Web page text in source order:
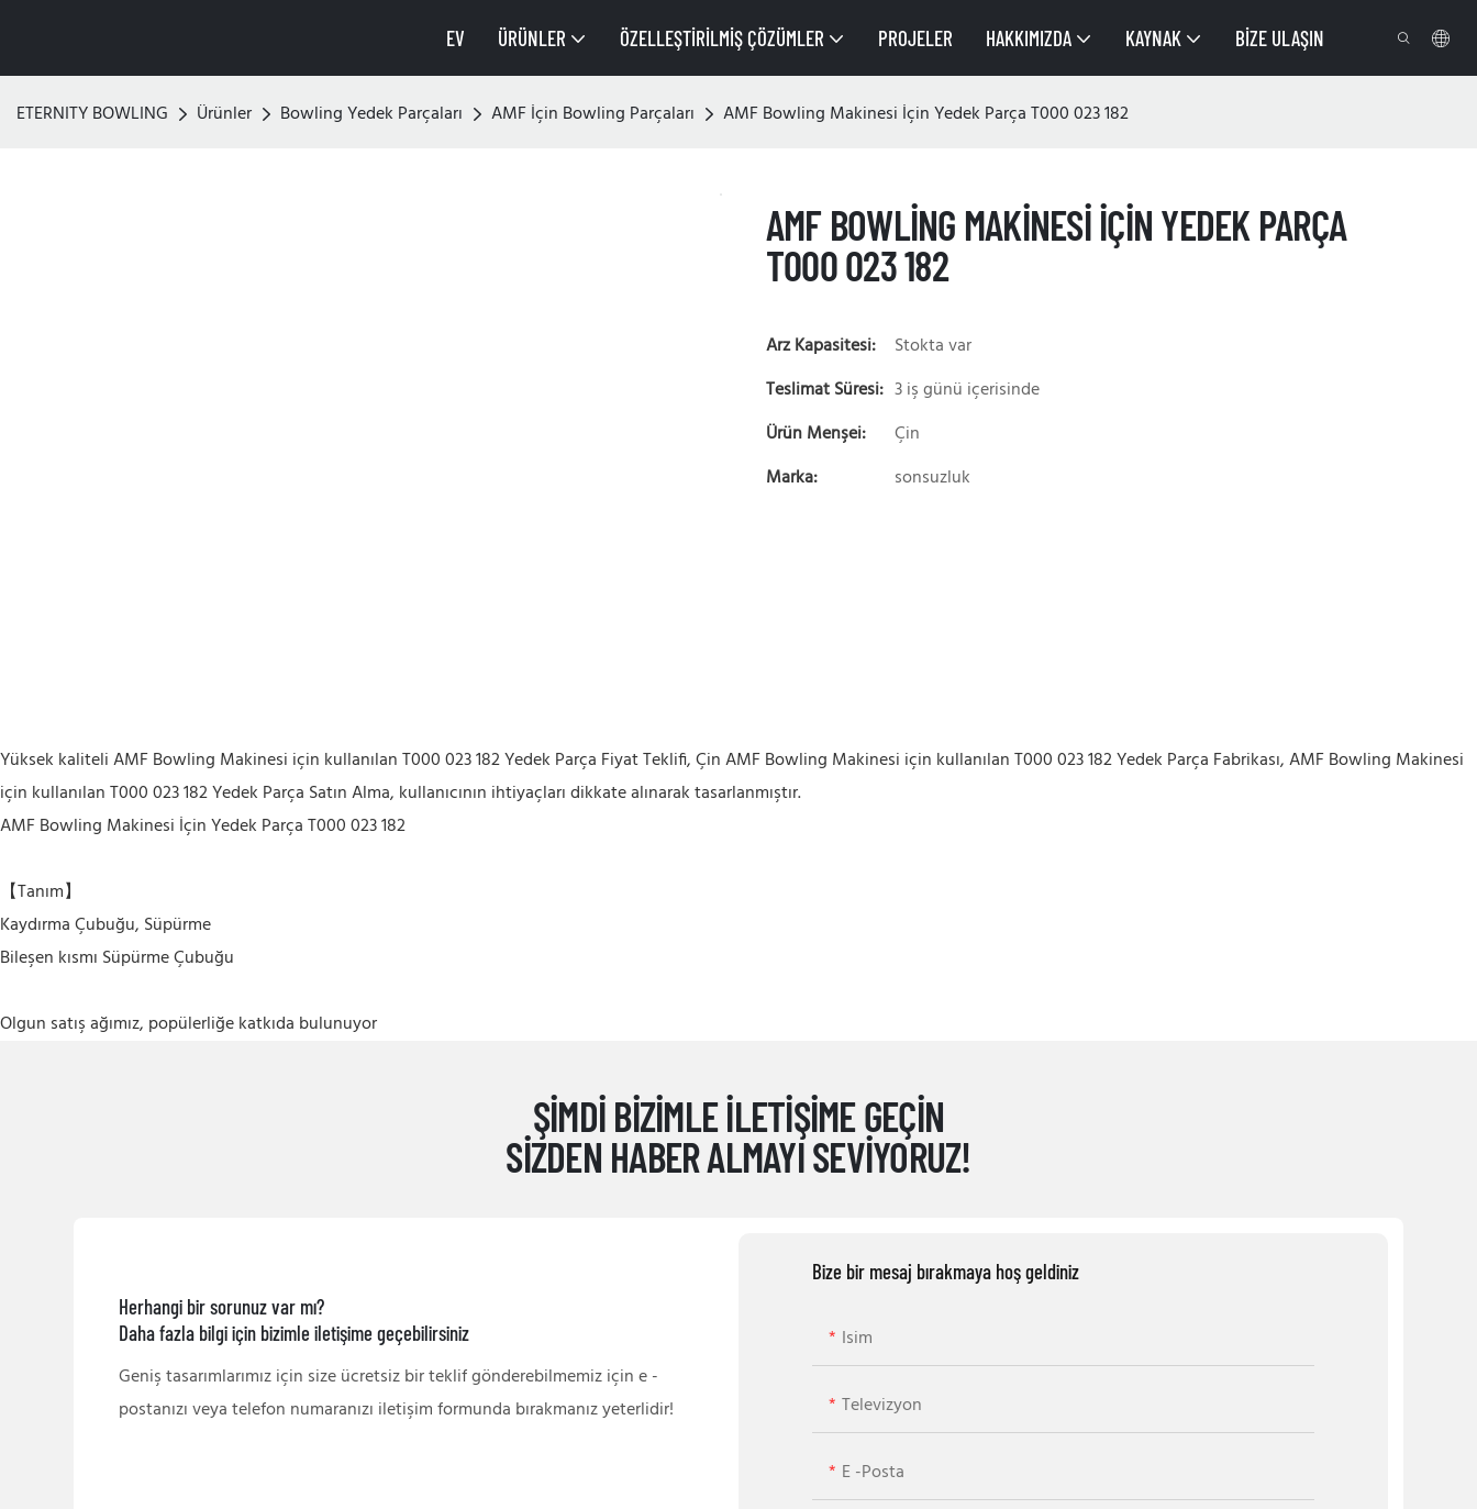
EV ÜRÜNLER ÖZELLEŞTIRILMIŞ ÇÖZÜMLER PROJELER HAKKIMIZDA KAYNAK BIZE ULAŞIN
ETERNITY BOWLING Ürünler Bowling Yedek Parçaları AMF İçin Bowling Parçaları AMF Bowling Makinesi İçin Yedek Parça T000 023 182
AMF BOWLING MAKINESI İÇIN YEDEK PARÇA
T000 023 182
Arz Kapasitesi:
Stokta var
Teslimat Süresi: 3 iş günü içerisinde
Ürün Menşei:
Çin
Marka:
sonsuzluk
Yüksek kaliteli AMF Bowling Makinesi için kullanılan T000 023 182 Yedek Parça Fiyat Teklifi, Çin AMF Bowling Makinesi için kullanılan T000 023 182 Yedek Parça Fabrikası, AMF Bowling Makinesi
için kullanılan T000 023 182 Yedek Parça Satın Alma, kullanıcının ihtiyaçları dikkate alınarak tasarlanmıştır.
AMF Bowling Makinesi İçin Yedek Parça T000 023 182
【Tanım】
Kaydırma Çubuğu, Süpürme
Bileşen kısmı Süpürme Çubuğu
Olgun satış ağımız, popülerliğe katkıda bulunuyor
ŞIMDI BIZIMLE ILETIŞIME GEÇIN
SIZDEN HABER ALMAYI SEVIYORUZ!
Herhangi bir sorunuz var mı?
Daha fazla bilgi için bizimle iletişime geçebilirsiniz
Geniş tasarımlarımız için size ücretsiz bir teklif gönderebilmemiz için e -
postanızı veya telefon numaranızı iletişim formunda bırakmanız yeterlidir!
Bize bir mesaj bırakmaya hoş geldiniz
Isim
Televizyon
E -posta